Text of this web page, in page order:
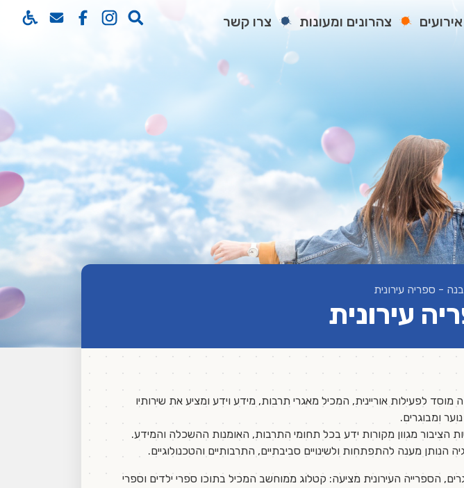
צהרונים ומעונות צרו קשר
- ספריה עירונית
עירונית
מוסד לפעילות אוריינית, המכיל מאגרי תרבות, מידע וידע ומציע את שירותיו
ומבוגרים.
הציבור מגוון מקורות ידע בכל תחומי התרבות, האומנות ההשכלה והמידע.
הנותן מענה להתפתחות ולשינויים סביבתיים, התרבותיים והטכנולוגיים.
הספרייה העירונית מציעה: קטלוג ממוחשב המכיל בתוכו ספרי ילדים וספרי